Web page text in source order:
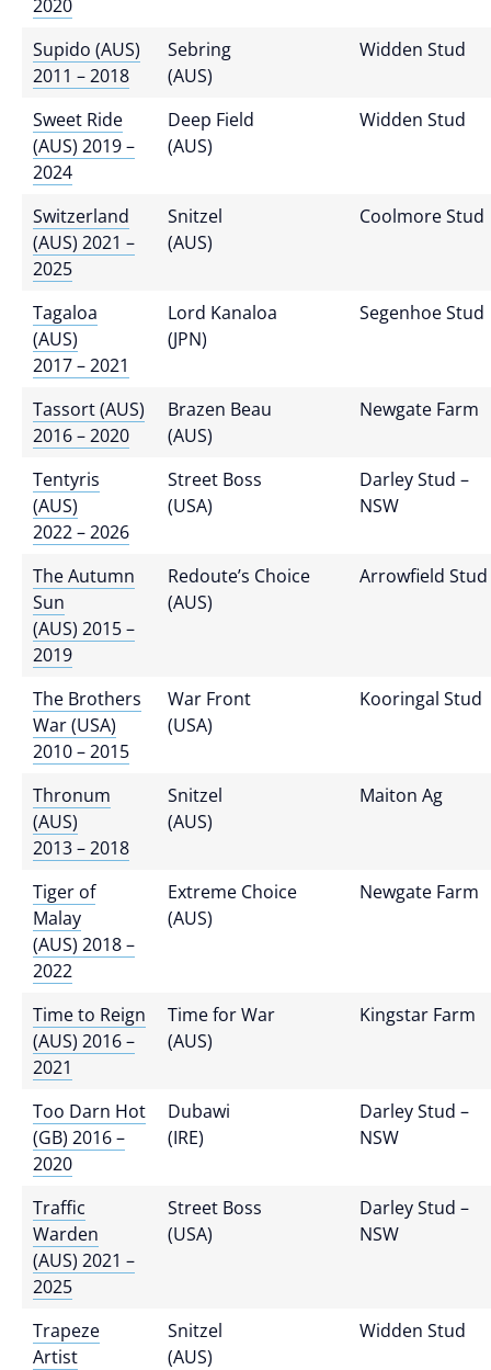
2020
Supido (AUS)
2011 – 2018
Sebring
(AUS)
Widden Stud
Sweet Ride
(AUS) 2019 –
2024
Deep Field
(AUS)
Widden Stud
Switzerland
(AUS) 2021 –
2025
Snitzel
(AUS)
Coolmore Stud
Tagaloa
(AUS)
2017 – 2021
Lord Kanaloa
(JPN)
Segenhoe Stud
Tassort (AUS)
2016 – 2020
Brazen Beau
(AUS)
Newgate Farm
Tentyris
(AUS)
2022 – 2026
Street Boss
(USA)
Darley Stud –
NSW
The Autumn
Sun
(AUS) 2015 –
2019
Redoute’s Choice
(AUS)
Arrowfield Stud
The Brothers
War (USA)
2010 – 2015
War Front
(USA)
Kooringal Stud
Thronum
(AUS)
2013 – 2018
Snitzel
(AUS)
Maiton Ag
Tiger of
Malay
(AUS) 2018 –
2022
Extreme Choice
(AUS)
Newgate Farm
Time to Reign
(AUS) 2016 –
2021
Time for War
(AUS)
Kingstar Farm
Too Darn Hot
(GB) 2016 –
2020
Dubawi
(IRE)
Darley Stud –
NSW
Traffic
Warden
(AUS) 2021 –
2025
Street Boss
(USA)
Darley Stud –
NSW
Trapeze
Artist
Snitzel
(AUS)
Widden Stud